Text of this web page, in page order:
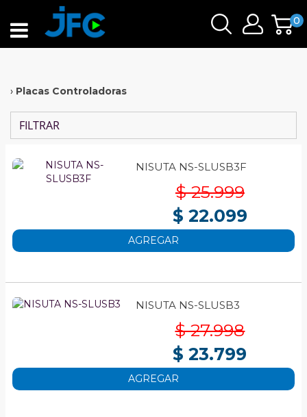
0
› Placas Controladoras
FILTRAR
NISUTA NS-SLUSB3F
$ 25.999
$ 22.099
AGREGAR
NISUTA NS-SLUSB3
$ 27.998
$ 23.799
AGREGAR